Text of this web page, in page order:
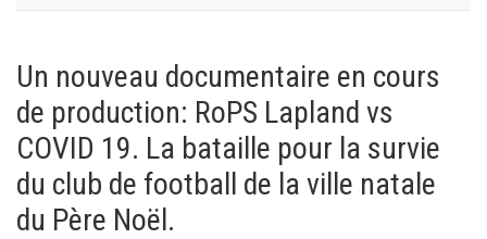
Un nouveau documentaire en cours
de production: RoPS Lapland vs
COVID 19. La bataille pour la survie
du club de football de la ville natale
du Père Noël.